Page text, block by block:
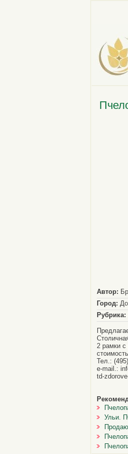
Автор:
Город:
Рубрика:
2 рамки
Тел.:
e-mail.:
td-
Ульи.